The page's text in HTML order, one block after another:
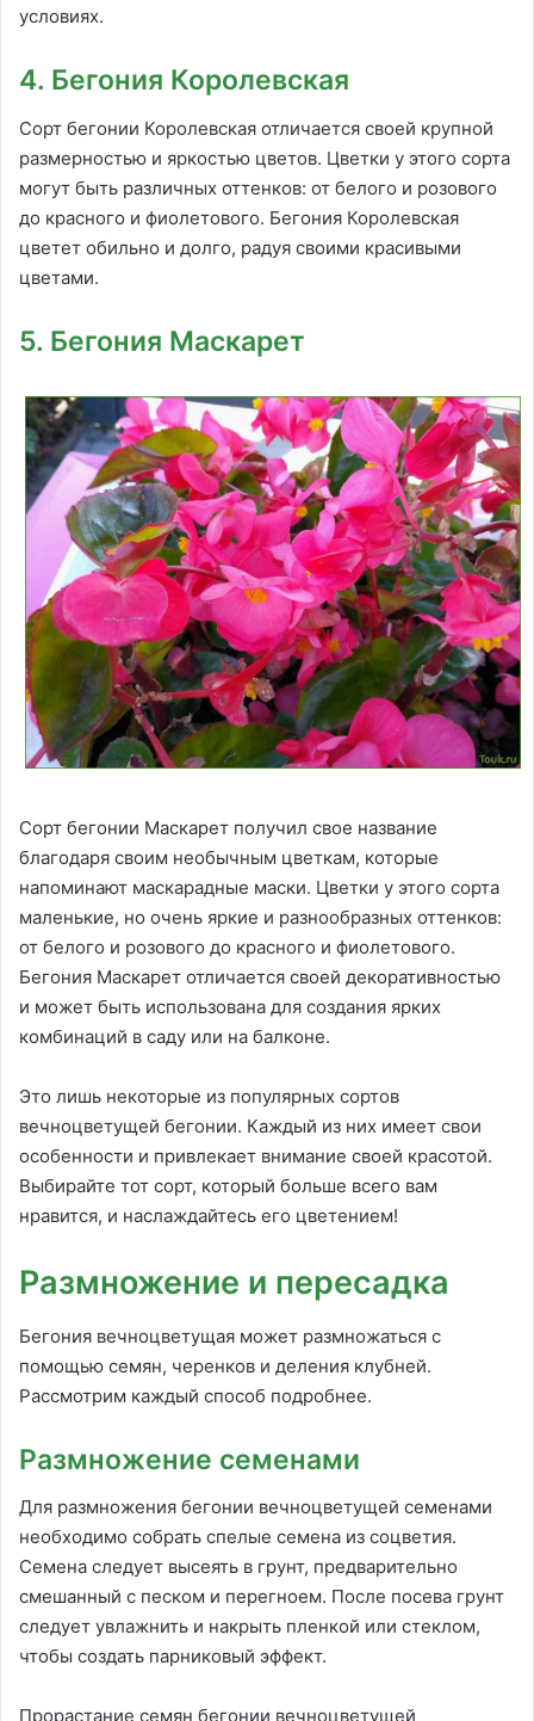
условиях.
4. Бегония Королевская
Сорт бегонии Королевская отличается своей крупной
размерностью и яркостью цветов. Цветки у этого сорта
могут быть различных оттенков: от белого и розового
до красного и фиолетового. Бегония Королевская
цветет обильно и долго, радуя своими красивыми
цветами.
5. Бегония Маскарет
Сорт бегонии Маскарет получил свое название
благодаря своим необычным цветкам, которые
напоминают маскарадные маски. Цветки у этого сорта
маленькие, но очень яркие и разнообразных оттенков:
от белого и розового до красного и фиолетового.
Бегония Маскарет отличается своей декоративностью
и может быть использована для создания ярких
комбинаций в саду или на балконе.
Это лишь некоторые из популярных сортов
вечноцветущей бегонии. Каждый из них имеет свои
особенности и привлекает внимание своей красотой.
Выбирайте тот сорт, который больше всего вам
нравится, и наслаждайтесь его цветением!
Размножение и пересадка
Бегония вечноцветущая может размножаться с
помощью семян, черенков и деления клубней.
Рассмотрим каждый способ подробнее.
Размножение семенами
Для размножения бегонии вечноцветущей семенами
необходимо собрать спелые семена из соцветия.
Семена следует высеять в грунт, предварительно
смешанный с песком и перегноем. После посева грунт
следует увлажнить и накрыть пленкой или стеклом,
чтобы создать парниковый эффект.
Прорастание семян бегонии вечноцветущей